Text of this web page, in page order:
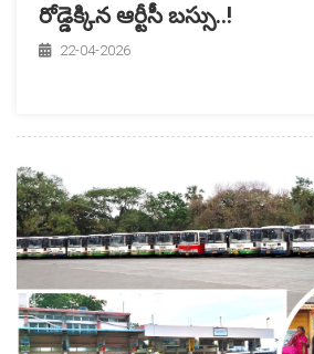
రోడ్డెక్కిన ఆర్టీసీ బస్సు..!
22-04-2026